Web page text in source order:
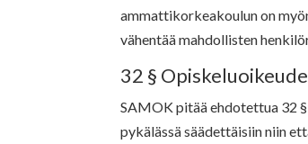
ammattikorkeakoulun on
vähentää mahdollisten
32 §
SAMOK pitää ehdotettua 32
pykälässä säädettäisiin niin